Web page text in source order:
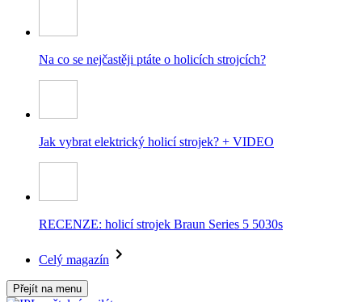
Na co se nejčastěji ptáte o holicích strojcích?
Jak vybrat elektrický holicí strojek? + VIDEO
RECENZE: holicí strojek Braun Series 5 5030s
Celý magazín
Přejít na menu